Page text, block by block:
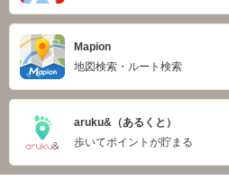
Mapion
地図検索・ルート検索
aruku&（あるくと）
歩いてポイントが貯まる